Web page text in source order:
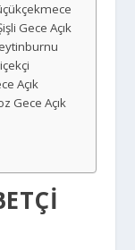
Gece Açık
Açık
Gece Açık